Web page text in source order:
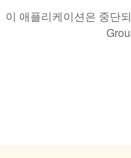
이 애플리케이션은 중단